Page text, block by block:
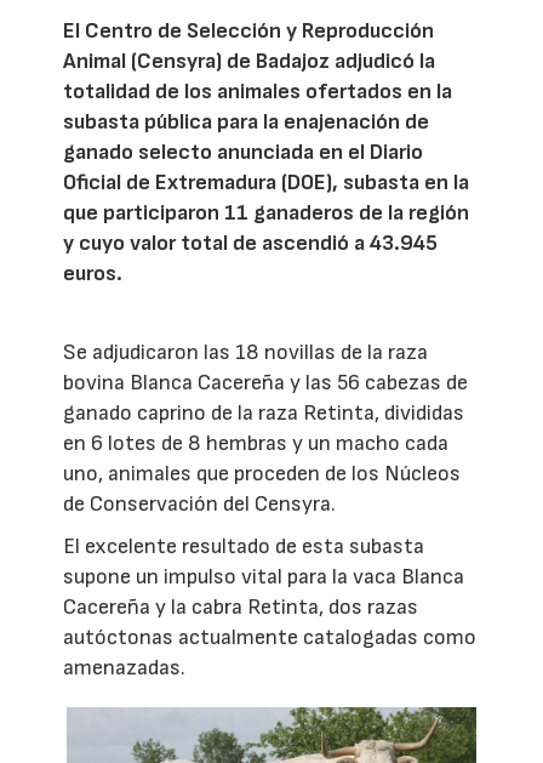
El Centro de Selección y Reproducción
Animal (Censyra) de Badajoz adjudicó la
totalidad de los animales ofertados en la
subasta pública para la enajenación de
ganado selecto anunciada en el Diario
Oficial de Extremadura (DOE), subasta en la
que participaron 11 ganaderos de la región
y cuyo valor total de ascendió a 43.945
euros.
Se adjudicaron las 18 novillas de la raza
bovina Blanca Cacereña y las 56 cabezas de
ganado caprino de la raza Retinta, divididas
en 6 lotes de 8 hembras y un macho cada
uno, animales que proceden de los Núcleos
de Conservación del Censyra.
El excelente resultado de esta subasta
supone un impulso vital para la vaca Blanca
Cacereña y la cabra Retinta, dos razas
autóctonas actualmente catalogadas como
amenazadas.